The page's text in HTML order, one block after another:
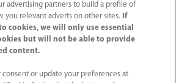
Bio-Medical Electronics Co.,
advertising partners to build a profile of
you relevant adverts on other sites.
If
cookies, we will only use essential
but will not be able to provide
content.
or update your preferences at